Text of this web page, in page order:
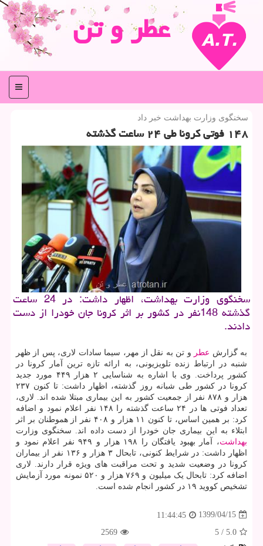
عطر و تن
منو
سخنگوی وزارت بهداشت خبر داد
۱۴۸ فوتی كرونا طی ۲۴ ساعت گذشته
سخنگوی وزارت بهداشت، اظهار داشت: در 24 ساعت
گذشته 148نفر در كشور بر اثر كرونا جان خودرا از دست
دادند.
به گزارش عطر و تن به نقل از مهر، سیما سادات لاری، پس از ظهر
شنبه در ارتباط زنده تلویزیونی، به ارائه تازه ترین آمار کرونا در
کشور پرداخت. وی با اشاره به شناسایی ۲ هزار ۴۴۹ مورد جدید
کرونا در کشور طی شبانه روز گذشته، اظهار داشت: تا کنون ۲۳۷
هزار و ۸۷۸ نفر از جمعیت کشور به این بیماری مبتلا شده اند. لاری،
تعداد فوتی ها در ۲۴ ساعت گذشته را ۱۴۸ نفر اعلام نمود و اضافه
کرد: بر همین اساس، تا کنون ۱۱ هزار و ۴۰۸ نفر از هموطنان بر اثر
ابتلاء به این بیماری جان خودرا از دست داده اند. سخنگوی وزارت
بهداشت
، آمار بهبود یافتگان را ۱۹۸ هزار و ۹۴۹ نفر اعلام نمود و
اظهار داشت: در شرایط کنونی، تابحال ۳ هزار و ۱۳۶ نفر از بیماران
کرونا در وضعیت شدید و تحت مراقبت های ویژه قرار دارند. لاری
اضافه کرد: تابحال یک میلیون و ۷۶۹ هزار و ۵۲۰ نمونه مورد آزمایش
تشخیص کووید ۱۹ در کشور انجام شده است.
1399/04/15
11:44:45
5.0
/
5
2569